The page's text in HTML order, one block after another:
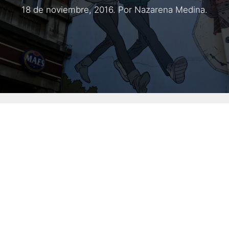
18 de noviembre, 2016. Por Nazarena Medina.